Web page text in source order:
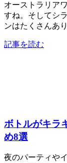
オーストラリア
すね。そしてシ
ンはたくさんあ
記事を読む
ボトルがキラ
め8選
夜のパーティや